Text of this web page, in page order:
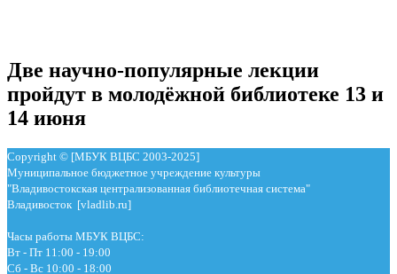
Две научно-популярные лекции
пройдут в молодёжной библиотеке 13 и
14 июня
Copyright © [МБУК ВЦБС 2003-2025]
Муниципальное бюджетное учреждение культуры
"Владивостокская централизованная библиотечная система"
Владивосток [vladlib.ru]
Часы работы МБУК ВЦБС:
Вт - Пт 11:00 - 19:00
Сб - Вс 10:00 - 18:00